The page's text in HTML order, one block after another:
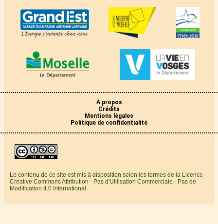
À propos
Crédits
Mentions légales
Politique de confidentialité
Le contenu de ce site est mis à disposition selon les termes de la Licence
Creative Commons Attribution - Pas d'Utilisation Commerciale - Pas de
Modification 4.0 International.